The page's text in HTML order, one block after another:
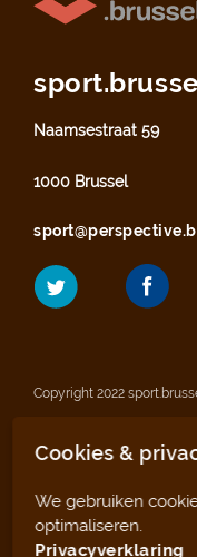
Naamsestraat 59
1000 Brussel
Copyright 2022
Wettelijke vermeldingen
Privacyverklaring
Cookies &
We gebruiken
optimaliseren.
Privacyverklaring